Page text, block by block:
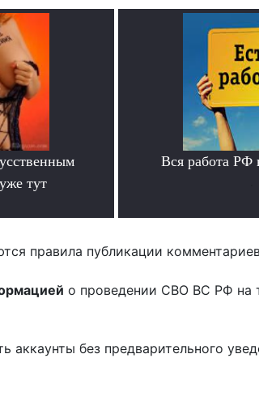
тут
Вся работа РФ
правила публикации
о проведении СВО ВС РФ на
без предварительного